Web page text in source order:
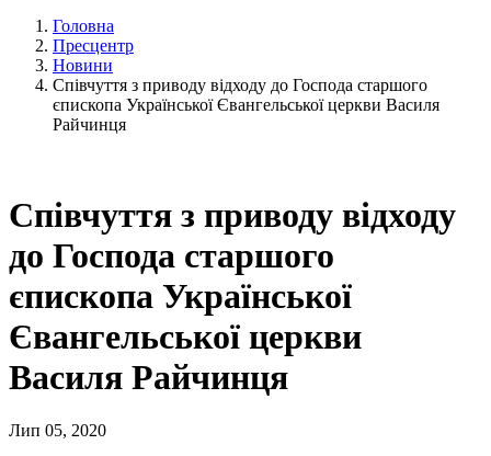
Головна
Пресцентр
Новини
Співчуття з приводу відходу до Господа старшого
єпископа Української Євангельської церкви Василя
Райчинця
Співчуття з приводу відходу
до Господа старшого
єпископа Української
Євангельської церкви
Василя Райчинця
Лип 05, 2020